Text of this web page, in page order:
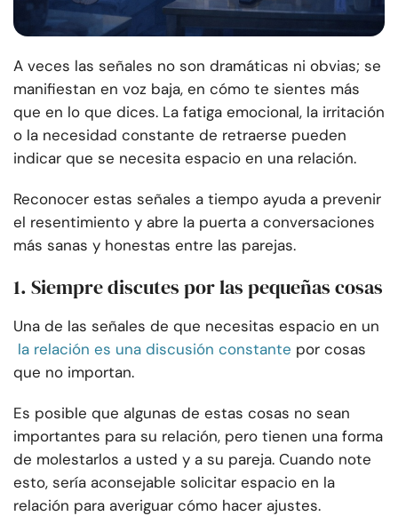
A veces las señales no son dramáticas ni obvias; se
manifiestan en voz baja, en cómo te sientes más
que en lo que dices. La fatiga emocional, la irritación
o la necesidad constante de retraerse pueden
indicar que se necesita espacio en una relación.
Reconocer estas señales a tiempo ayuda a prevenir
el resentimiento y abre la puerta a conversaciones
más sanas y honestas entre las parejas.
1. Siempre discutes por las pequeñas cosas
Una de las señales de que necesitas espacio en un
la relación es una discusión constante por cosas
que no importan.
Es posible que algunas de estas cosas no sean
importantes para su relación, pero tienen una forma
de molestarlos a usted y a su pareja. Cuando note
esto, sería aconsejable solicitar espacio en la
relación para averiguar cómo hacer ajustes.